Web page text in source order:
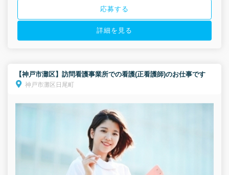
応募する
詳細を見る
【神戸市灘区】訪問看護事業所での看護(正看護師)のお仕事です
神戸市灘区日尾町